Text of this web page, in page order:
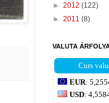
► 2012 (122)
► 2011 (8)
VALUTA
Curs
EUR:
USD: